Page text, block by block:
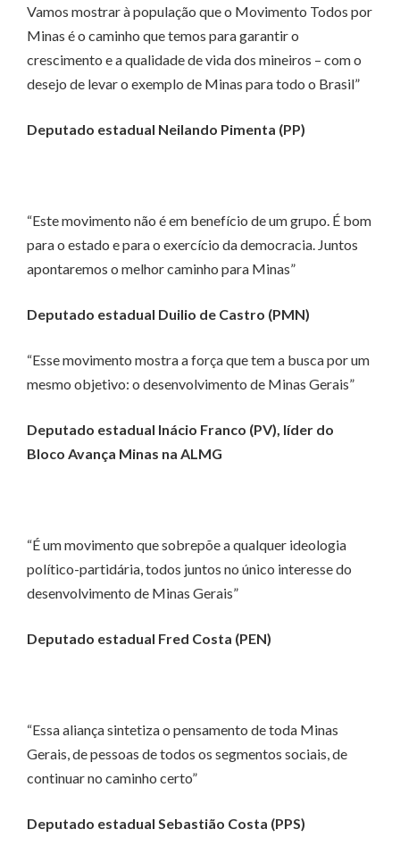
Vamos mostrar à população que o Movimento Todos por
Minas é o caminho que temos para garantir o
crescimento e a qualidade de vida dos mineiros – com o
desejo de levar o exemplo de Minas para todo o Brasil”
Deputado estadual Neilando Pimenta (PP)
“Este movimento não é em benefício de um grupo. É bom
para o estado e para o exercício da democracia. Juntos
apontaremos o melhor caminho para Minas”
Deputado estadual Duilio de Castro (PMN)
“Esse movimento mostra a força que tem a busca por um
mesmo objetivo: o desenvolvimento de Minas Gerais”
Deputado estadual Inácio Franco (PV), líder do
Bloco Avança Minas na ALMG
“É um movimento que sobrepõe a qualquer ideologia
político-partidária, todos juntos no único interesse do
desenvolvimento de Minas Gerais”
Deputado estadual Fred Costa (PEN)
“Essa aliança sintetiza o pensamento de toda Minas
Gerais, de pessoas de todos os segmentos sociais, de
continuar no caminho certo”
Deputado estadual Sebastião Costa (PPS)